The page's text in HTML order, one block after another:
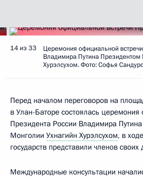
14 из 33
Церемония официальной
Владимира Путина Президентом
Хурэлсухом. Фото: Софья
Перед началом переговоров на
в Улан-Баторе состоялась церемония
Президента России Владимира
Монголии Ухнагийн Хурэлсухом, в
государств представили членов своих
Международные консультации